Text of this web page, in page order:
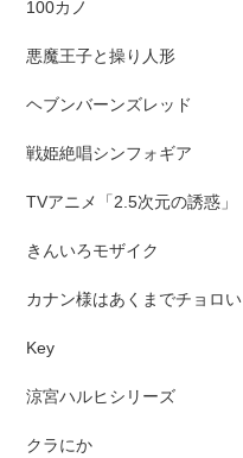
100カノ
悪魔王子と操り人形
ヘブンバーンズレッド
戦姫絶唱シンフォギア
TVアニメ「2.5次元の誘惑」
きんいろモザイク
カナン様はあくまでチョロい
Key
涼宮ハルヒシリーズ
クラにか